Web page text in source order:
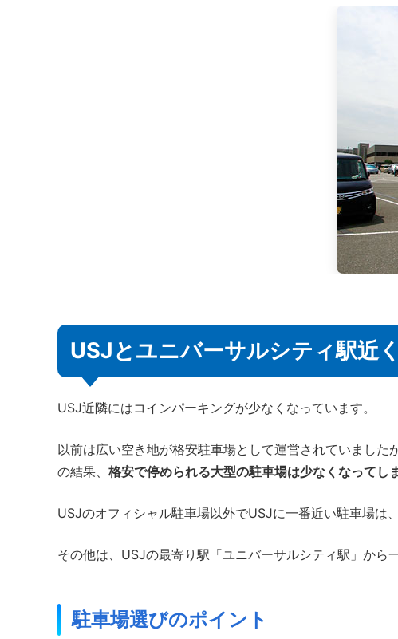
USJとユニバーサルシティ駅近
USJ近隣にはコインパーキングが少なくなっています。
以前は広い空き地が格安駐車場として運営されていまし
の結果、 格安で停められる大型の駐車場は少なくなってし
USJのオフィシャル駐車場以外でUSJに一番近い駐車場は
その他は、USJの最寄り駅「ユニバーサルシティ駅」から
駐車場選びのポイント